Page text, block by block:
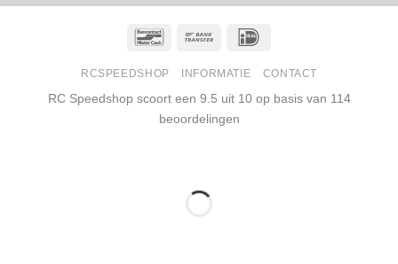
BancontactBank
RCSPEEDSHOP INFORMATIE CONTACT
RC Speedshop scoort een 9.5 uit 10op basis van 114
beoordelingen